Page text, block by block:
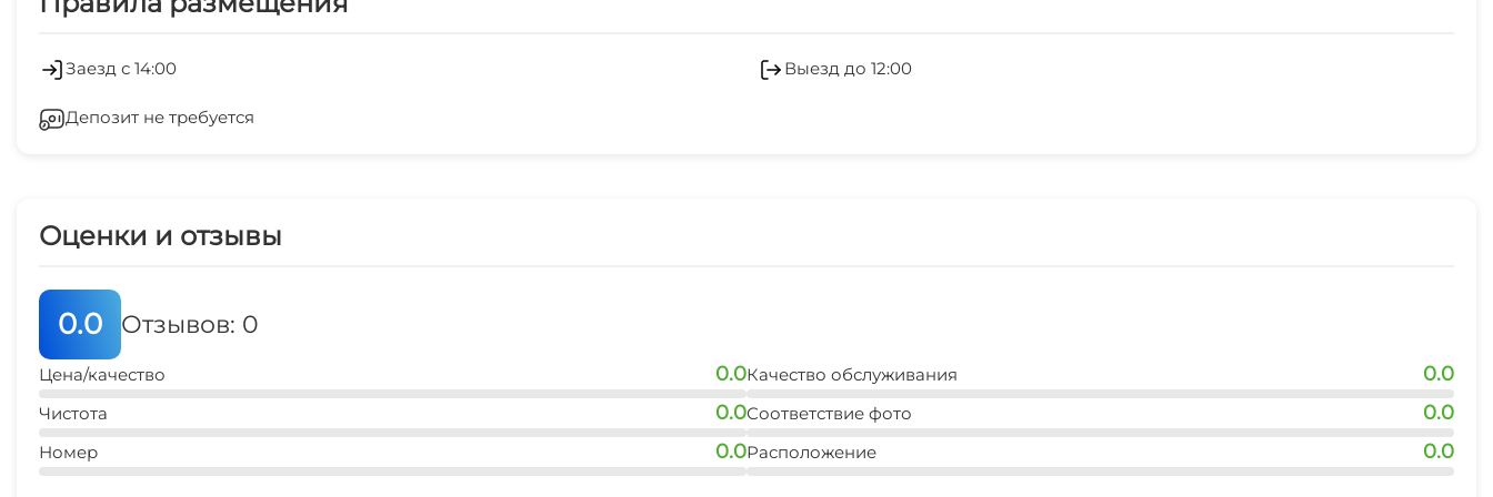
Терраса Место для пикника
Обслуживание номеров
Холодильник Кондиционер
Отопление
СВЧ
Рыбалка в открытом море
Заезд с 14:00 Выезд до 12:00
Депозит не требуется
Оценки и отзывы
0.0 Отзывов: 0
Цена/качество 0.0
Чистота 0.0
Номер 0.0
Качество обслуживания 0.0
Соответствие фото 0.0
Расположение 0.0